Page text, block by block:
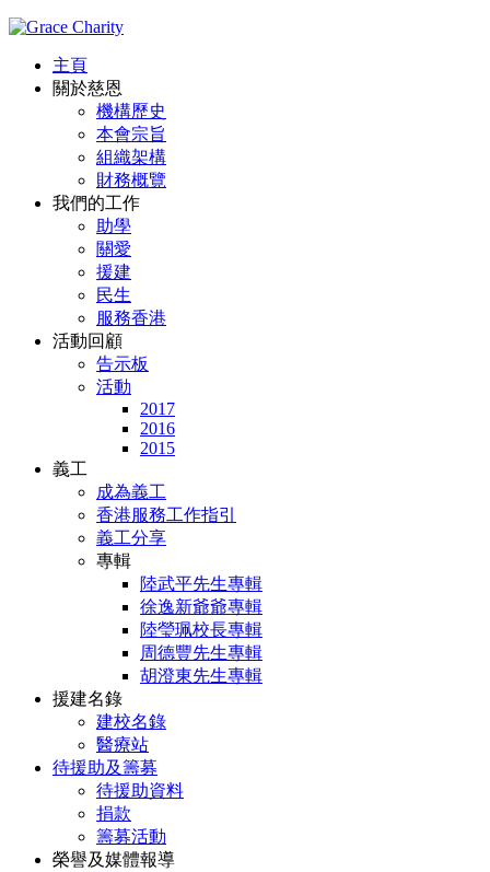
主頁
關於慈恩
機構歷史
本會宗旨
組織架構
財務概覽
我們的工作
助學
關愛
援建
民生
服務香港
活動回顧
告示板
活動
2017
2016
2015
義工
成為義工
香港服務工作指引
義工分享
專輯
陸武平先生專輯
徐逸新爺爺專輯
陸瑩珮校長專輯
周德豐先生專輯
胡澄東先生專輯
援建名錄
建校名錄
醫療站
待援助及籌募
待援助資料
捐款
籌募活動
榮譽及媒體報導